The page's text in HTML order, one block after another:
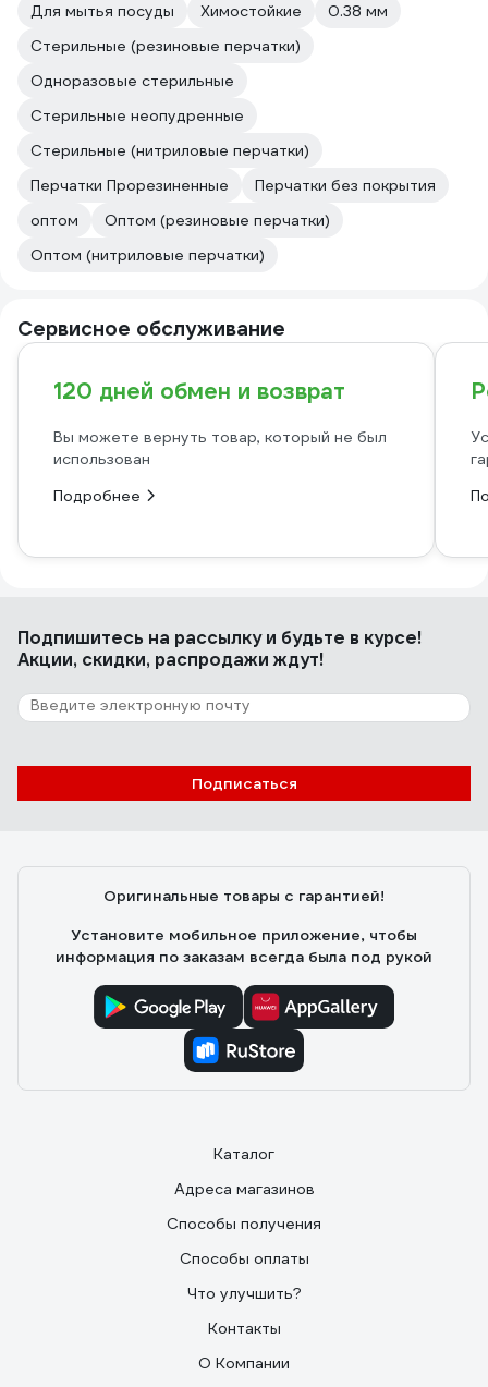
Для мытья посуды
Химостойкие
0.38 мм
Стерильные (резиновые перчатки)
Одноразовые стерильные
Стерильные неопудренные
Стерильные (нитриловые перчатки)
Перчатки Прорезиненные
Перчатки без покрытия
оптом
Оптом (резиновые перчатки)
Оптом (нитриловые перчатки)
Сервисное обслуживание
120 дней обмен и возврат
Вы можете вернуть товар, который не был
использован
Подробнее
Подпишитесь на рассылкуи будьте в курсе!
Акции, скидки, распродажи ждут!
Подписаться
Оригинальные товары с гарантией!
Установите мобильное приложение, чтобы
информация по заказам всегда была под рукой
Каталог
Адреса магазинов
Способы получения
Способы оплаты
Что улучшить?
Контакты
О Компании